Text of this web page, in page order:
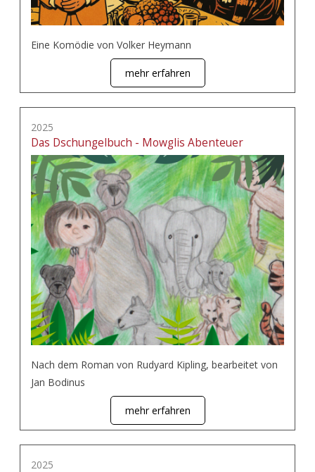
Eine Komödie von Volker Heymann
mehr erfahren
2025
Das Dschungelbuch - Mowglis Abenteuer
Nach dem Roman von Rudyard Kipling, bearbeitet von
Jan Bodinus
mehr erfahren
2025